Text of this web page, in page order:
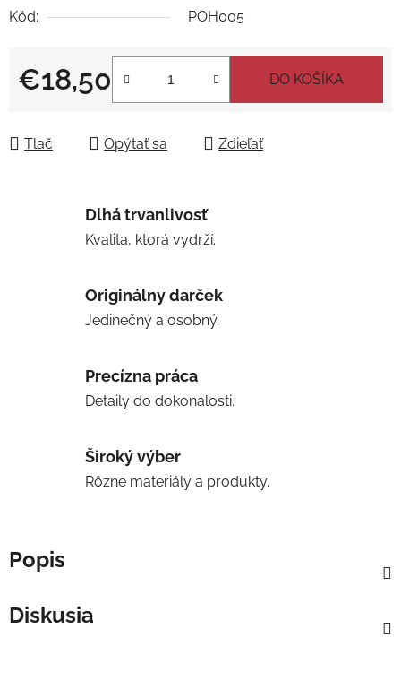
Kód:
POH005
€18,50
Jednotková cena:
DO KOŠÍKA
Tlač Opýtať sa Zdieľať
Dlhá trvanlivosť
Kvalita, ktorá vydrží.
Originálny darček
Jedinečný a osobný.
Precízna práca
Detaily do dokonalosti.
Široký výber
Rôzne materiály a produkty.
Popis
Diskusia